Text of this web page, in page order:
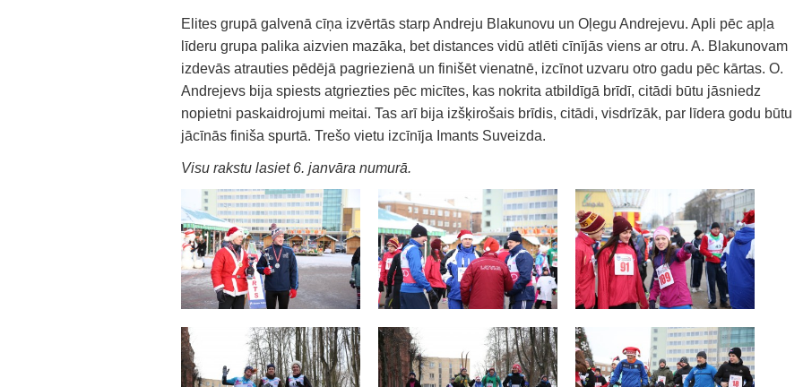
Elites grupā galvenā cīņa izvērtās starp Andreju Blakunovu un Oļegu Andrejevu. Apli pēc apļa
līderu grupa palika aizvien mazāka, bet distances vidū atlēti cīnījās viens ar otru. A. Blakunovam
izdevās atrauties pēdējā pagriezienā un finišēt vienatnē, izcīnot uzvaru otro gadu pēc kārtas. O.
Andrejevs bija spiests atgriezties pēc micītes, kas nokrita atbildīgā brīdī, citādi būtu jāsniedz
nopietni paskaidrojumi meitai. Tas arī bija izšķirošais brīdis, citādi, visdrīzāk, par līdera godu būtu
jācīnās finiša spurtā. Trešo vietu izcīnīja Imants Suveizda.
Visu rakstu lasiet 6. janvāra numurā.